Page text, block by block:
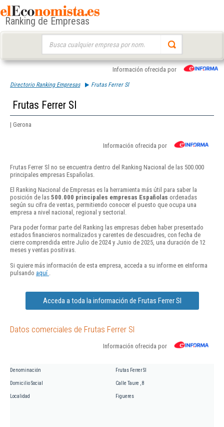
Ranking de Empresas
Información ofrecida por
Directorio Ranking Empresas Frutas Ferrer Sl
Frutas Ferrer Sl
| Gerona
Información ofrecida por
Frutas Ferrer Sl no se encuentra dentro del Ranking Nacional de las 500.000
principales empresas Españolas.
El Ranking Nacional de Empresas es la herramienta más útil para saber la
posición de las 500.000 principales empresas Españolas ordenadas
según su cifra de ventas, permitiendo conocer el puesto que ocupa una
empresa a nivel nacional, regional y sectorial.
Para poder formar parte del Ranking las empresas deben haber presentado
estados financieros normalizados y carentes de descuadres, con fecha de
cierre comprendida entre Julio de 2024 y Junio de 2025, una duración de 12
meses y ventas positivas.
Si quiere más información de esta empresa, acceda a su informe en eInforma
pulsando aquí
Acceda a toda la información de Frutas Ferrer Sl
Datos comerciales de Frutas Ferrer Sl
Información ofrecida por
Denominación Frutas Ferrer Sl
Domicilio Social Calle Taure , 8
Localidad Figueres